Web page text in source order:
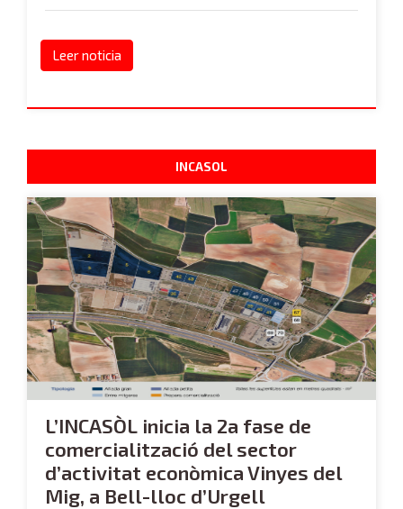
Leer noticia
INCASOL
L’INCASÒL inicia la 2a fase de
comercialització del sector
d’activitat econòmica Vinyes del
Mig, a Bell-lloc d’Urgell